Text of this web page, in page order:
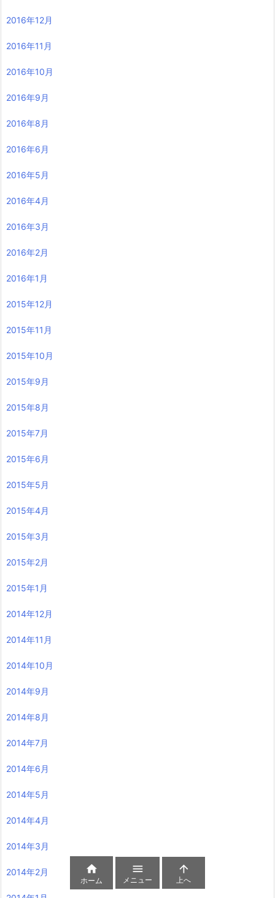
2016年12月
2016年11月
2016年10月
2016年9月
2016年8月
2016年6月
2016年5月
2016年4月
2016年3月
2016年2月
2016年1月
2015年12月
2015年11月
2015年10月
2015年9月
2015年8月
2015年7月
2015年6月
2015年5月
2015年4月
2015年3月
2015年2月
2015年1月
2014年12月
2014年11月
2014年10月
2014年9月
2014年8月
2014年7月
2014年6月
2014年5月
2014年4月
2014年3月
2014年2月 
ホーム

メニュー

上へ